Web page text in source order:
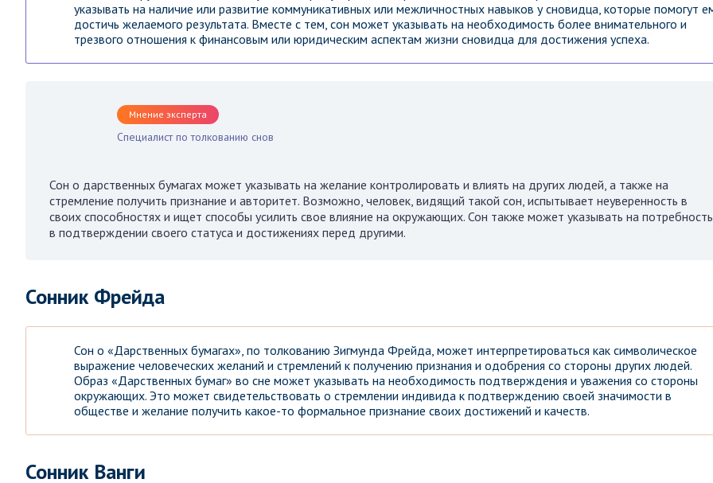
указывать на наличие или развитие коммуникативных или межличностных навыков у сновидца, которые помогут
достичь желаемого результата. Вместе с тем, сон может указывать на необходимость более внимательного и
трезвого отношения к финансовым или юридическим аспектам жизни сновидца для достижения успеха.
Мнение эксперта
Специалист по толкованию снов
Сон о дарственных бумагах может указывать на желание контролировать и влиять на других людей, а также на
стремление получить признание и авторитет. Возможно, человек, видящий такой сон, испытывает неуверенность в
своих способностях и ищет способы усилить свое влияние на окружающих. Сон также может указывать на потребность
в подтверждении своего статуса и достижениях перед другими.
Сонник Фрейда
Сон о «Дарственных бумагах», по толкованию Зигмунда Фрейда, может интерпретироваться как символическое
выражение человеческих желаний и стремлений к получению признания и одобрения со стороны других людей.
Образ «Дарственных бумаг» во сне может указывать на необходимость подтверждения и уважения со стороны
окружающих. Это может свидетельствовать о стремлении индивида к подтверждению своей значимости в
обществе и желание получить какое-то формальное признание своих достижений и качеств.
Сонник Ванги